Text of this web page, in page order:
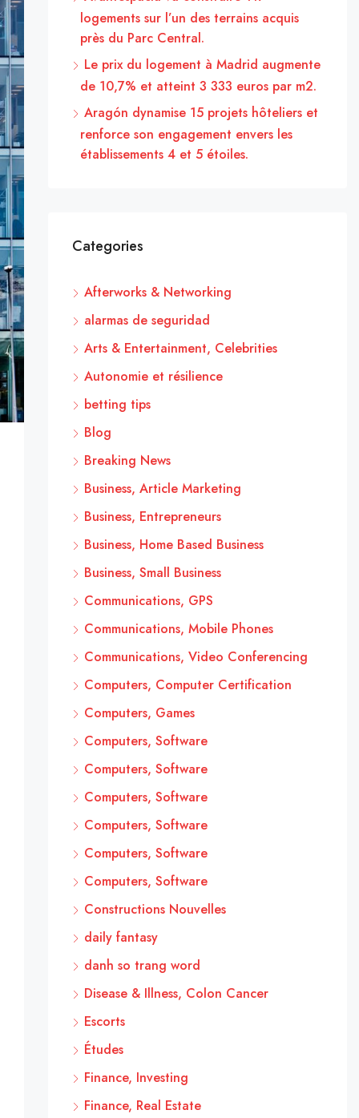
logements sur l’un des terrains acquis
près du Parc Central.
Le prix du logement à Madrid augmente
de 10,7% et atteint 3 333 euros par m2.
Aragón dynamise 15 projets hôteliers et
renforce son engagement envers les
établissements 4 et 5 étoiles.
Categories
Afterworks & Networking
alarmas de seguridad
Arts & Entertainment, Celebrities
Autonomie et résilience
betting tips
Blog
Breaking News
Business, Article Marketing
Business, Entrepreneurs
Business, Home Based Business
Business, Small Business
Communications, GPS
Communications, Mobile Phones
Communications, Video Conferencing
Computers, Computer Certification
Computers, Games
Computers, Software
Computers, Software
Computers, Software
Computers, Software
Computers, Software
Computers, Software
Constructions Nouvelles
daily fantasy
danh so trang word
Disease & Illness, Colon Cancer
Escorts
Études
Finance, Investing
Finance, Real Estate